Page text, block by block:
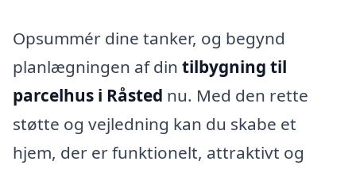
Opsummér dine tanker, og begynd
planlægningen af din tilbygning til
parcelhus i Råsted nu. Med den rette
støtte og vejledning kan du skabe et
hjem, der er funktionelt, attraktivt og